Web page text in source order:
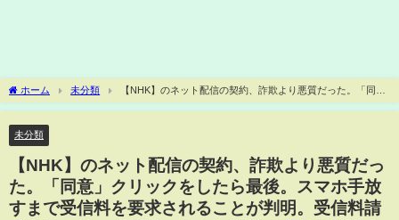
ホーム 未分類
【NHK】のネット配信の契約、詐欺より悪質だった。「同
意」クリックをしたら最後。スマホ手放すまで受信料を要求されることが判明。受信
未分類
【NHK】のネット配信の契約、詐欺より悪質だっ
た。「同意」クリックをしたら最後。スマホ手放
すまで受信料を要求されることが判明。受信料請